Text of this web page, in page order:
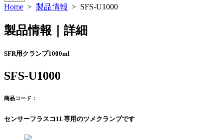
Home > 製品情報 > SFS-U1000
製品情報｜詳細
SFR用クランプ1000ml
SFS-U1000
商品コード：
センサーフラスコ1L専用のツメクランプです